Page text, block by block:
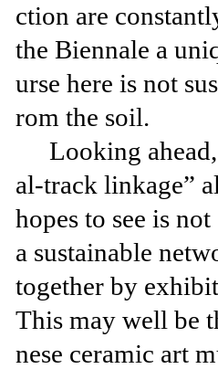
ction are
the Biennale a
urse here is not
rom the soil.
Looking
al-track linkage”
hopes to see is
a sustainable
together by
This may well be
nese ceramic art